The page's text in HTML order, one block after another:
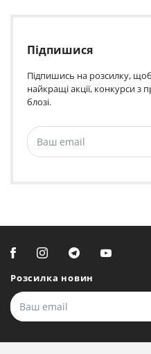
Підпишися
Підпишись на розсилку,
найкращі акції, конкурси з
блозі.
Розсилка новин